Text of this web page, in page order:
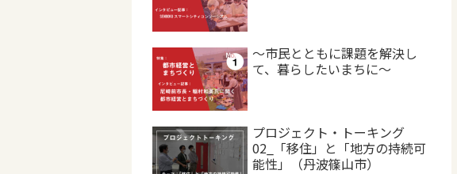
～市民とともに課題を解決し
て、暮らしたいまちに～
プロジェクト・トーキング
02_「移住」と「地方の持続可
能性」（丹波篠山市）